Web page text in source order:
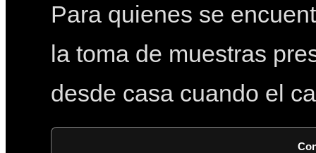
Para quienes se
la toma de muestras
desde casa cuando el